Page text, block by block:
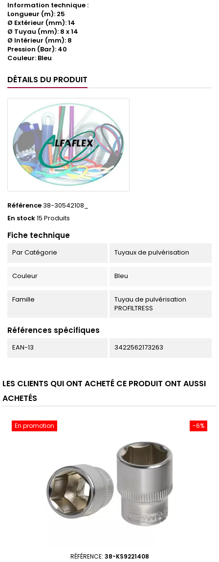
Information technique :
Longueur (m): 25
Ø Extérieur (mm): 14
Ø Tuyau (mm): 8 x 14
Ø Intérieur (mm): 8
Pression (Bar): 40
Couleur: Bleu
DÉTAILS DU PRODUIT
Référence38-30542108_
En stock15 Produits
Fiche technique
Par Catégorie Tuyaux de pulvérisation
Couleur Bleu
Famille
Tuyau de pulvérisation
PROFILTRESS
Références spécifiques
EAN-13 3422562173263
LES CLIENTS QUI ONT ACHETÉ CE PRODUIT ONT AUSSI
ACHETÉS
-6%
En promotion
RÉFÉRENCE: 38-KS9221408